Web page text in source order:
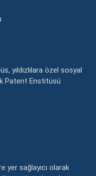
yıldızlılara özel sosyal
Patent Enstitüsü
yer sağlayıcı olarak